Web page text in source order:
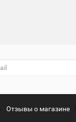
Отзывы о магазине